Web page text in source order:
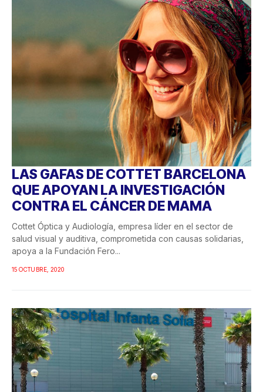
LAS GAFAS DE COTTET BARCELONA
QUE APOYAN LA INVESTIGACIÓN
CONTRA EL CÁNCER DE MAMA
Cottet Óptica y Audiología, empresa líder en el sector de
salud visual y auditiva, comprometida con causas solidarias,
apoya a la Fundación Fero...
15 OCTUBRE, 2020